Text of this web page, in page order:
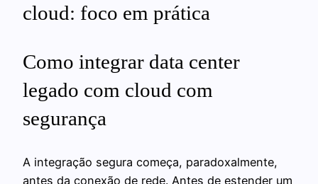
cloud: foco em prática
Como integrar data center
legado com cloud com
segurança
A integração segura começa, paradoxalmente,
antes da conexão de rede. Antes de estender um